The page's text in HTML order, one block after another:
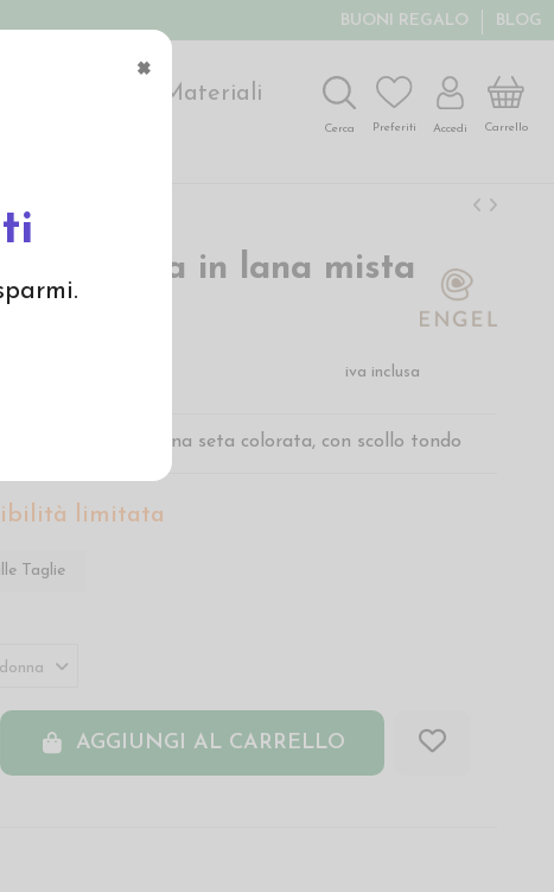
×
BUONI REGALO BLOG
Materiali
Cerca Preferiti Accedi Carrello
donna in lana mista
nero
iva inclusa
da donna in lana seta colorata, con scollo tondo
limitata
Taglie
AGGIUNGI AL CARRELLO